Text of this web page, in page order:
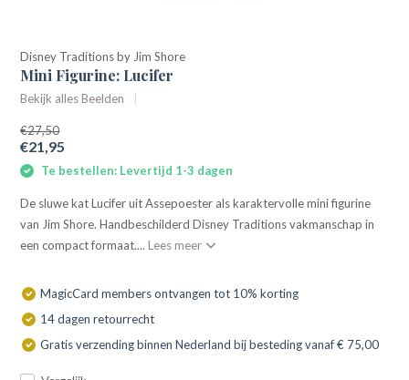
Disney Traditions by Jim Shore
Mini Figurine: Lucifer
Bekijk alles Beelden
€27,50
€21,95
Te bestellen: Levertijd 1-3 dagen
De sluwe kat Lucifer uit Assepoester als karaktervolle mini figurine
van Jim Shore. Handbeschilderd Disney Traditions vakmanschap in
een compact formaat.... Lees meer
MagicCard members ontvangen tot 10% korting
14 dagen retourrecht
Gratis verzending binnen Nederland bij besteding vanaf € 75,00